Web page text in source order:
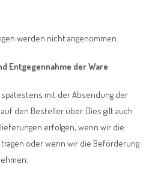
werden nicht angenommen.
Entgegennahme der Ware
spätestens mit der Absendung der
auf den Besteller über. Dies gilt auch
erfolgen, wenn wir die
oder wenn wir die Beförderung